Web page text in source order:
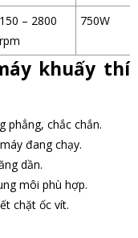
150 – 2800
rpm
750W
khuấy thí
chắc chắn.
đang chạy.
dần.
môi phù hợp.
chặt ốc vít.